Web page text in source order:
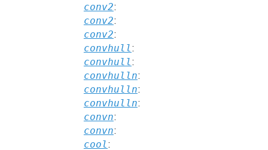
conv2:
conv2:
conv2:
convhull:
convhull:
convhulln:
convhulln:
convhulln:
convn:
convn:
cool: